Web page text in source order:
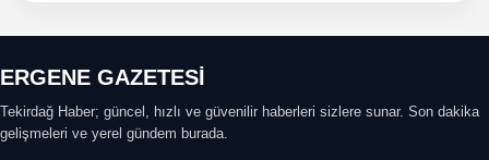
ERGENE GAZETESİ
Tekirdağ Haber; güncel, hızlı ve güvenilir haberleri sizlere sunar. Son dakika
gelişmeleri ve yerel gündem burada.